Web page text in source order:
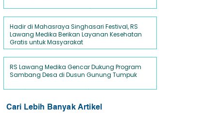
18 Sep 2025 2 menit membaca
Hadir di Mahasraya Singhasari Festival, RS
Lawang Medika Berikan Layanan Kesehatan
Gratis untuk Masyarakat
2 Sep 2025 2 menit membaca
RS Lawang Medika Gencar Dukung Program
Sambang Desa di Dusun Gunung Tumpuk
30 Jul 2025 2 menit membaca
Cari Lebih Banyak Artikel